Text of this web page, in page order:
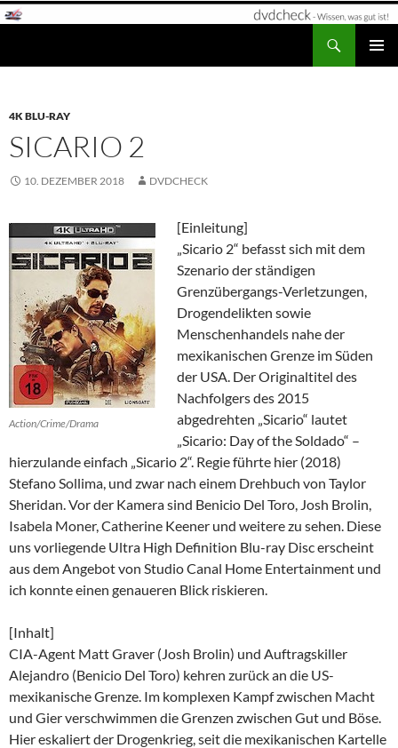
Zum
4K BLU-RAY
SICARIO 2
10. DEZEMBER 2018 DVDCHECK
Action/Crime/Drama
[Einleitung]
„Sicario 2“ befasst sich mit dem
Szenario der ständigen
Grenzübergangs-Verletzungen,
Drogendelikten sowie
Menschenhandels nahe der
mexikanischen Grenze im Süden
der USA. Der Originaltitel des
Nachfolgers des 2015
abgedrehten „Sicario“ lautet
„Sicario: Day of the Soldado“ –
hierzulande einfach „Sicario 2“. Regie führte hier (2018)
Stefano Sollima, und zwar nach einem Drehbuch von Taylor
Sheridan. Vor der Kamera sind Benicio Del Toro, Josh Brolin,
Isabela Moner, Catherine Keener und weitere zu sehen. Diese
uns vorliegende Ultra High Definition Blu-ray Disc erscheint
aus dem Angebot von Studio Canal Home Entertainment und
ich konnte einen genaueren Blick riskieren.
[Inhalt]
CIA-Agent Matt Graver (Josh Brolin) und Auftragskiller
Alejandro (Benicio Del Toro) kehren zurück an die US-
mexikanische Grenze. Im komplexen Kampf zwischen Macht
und Gier verschwimmen die Grenzen zwischen Gut und Böse.
Hier eskaliert der Drogenkrieg, seit die mexikanischen Kartelle